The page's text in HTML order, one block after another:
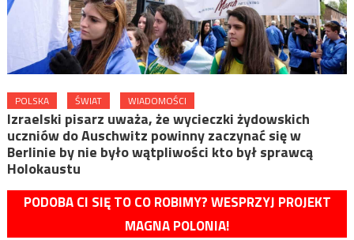
POLSKA ŚWIAT WIADOMOŚCI
Izraelski pisarz uważa, że wycieczki żydowskich
uczniów do Auschwitz powinny zaczynać się w
Berlinie by nie było wątpliwości kto był sprawcą
Holokaustu
PODOBA CI SIĘ TO CO ROBIMY? WESPRZYJ PROJEKT
MAGNA POLONIA!